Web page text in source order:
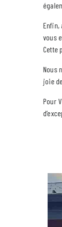
Enfin,
vous
Cette
Nous
joie
Pour